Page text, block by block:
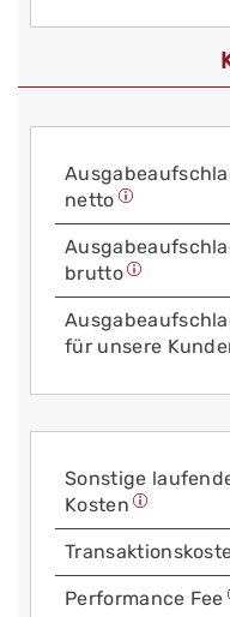
netto
brutto
für unsere
Sonstige
Kosten
Performance Fee